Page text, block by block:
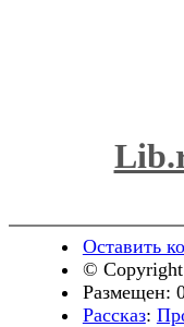
Оставить
© Copyright
Размещен:
Рассказ: